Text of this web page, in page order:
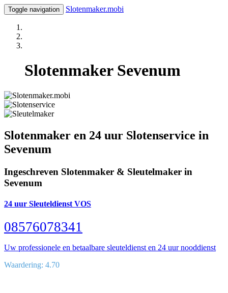
Toggle navigation Slotenmaker.mobi
Slotenmaker Sevenum
Slotenmaker en 24 uur Slotenservice in
Sevenum
Ingeschreven Slotenmaker & Sleutelmaker in
Sevenum
24 uur Sleuteldienst VOS
08576078341
Uw professionele en betaalbare sleuteldienst en 24 uur nooddienst
Waardering: 4.70